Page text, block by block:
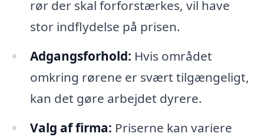
rør der skal forforstærkes, vil have
stor indflydelse på prisen.
Adgangsforhold: Hvis området
omkring rørene er svært tilgængeligt,
kan det gøre arbejdet dyrere.
Valg af firma: Priserne kan variere